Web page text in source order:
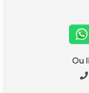
Ou